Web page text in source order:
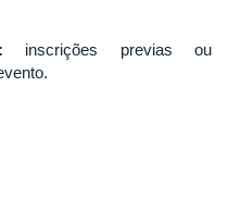
inscrições previas ou